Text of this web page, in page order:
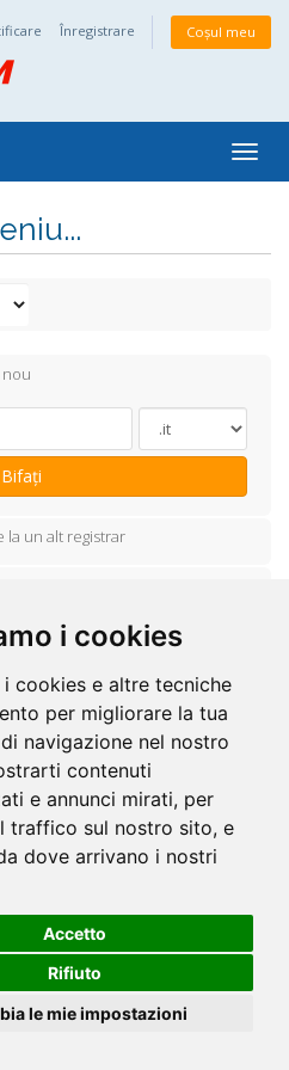
i cookies
i cookies e altre tecniche
per migliorare la tua
navigazione nel nostro
contenuti
e annunci mirati, per
traffico sul nostro sito, e
dove arrivano i nostri
Accetto
Rifiuto
le mie impostazioni
Înregistrare Coșul meu
Bifați
la un alt registrar
nameserverele)
|Pagamenti|SLA|Privacy
Elettronica|Mappa
S.p.A. - Divisione .Cloud - P.IVA